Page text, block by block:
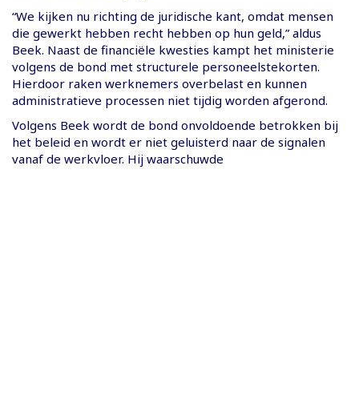
“We kijken nu richting de juridische kant, omdat mensen
die gewerkt hebben recht hebben op hun geld,” aldus
Beek. Naast de financiële kwesties kampt het ministerie
volgens de bond met structurele personeelstekorten.
Hierdoor raken werknemers overbelast en kunnen
administratieve processen niet tijdig worden afgerond.
Volgens Beek wordt de bond onvoldoende betrokken bij
het beleid en wordt er niet geluisterd naar de signalen
vanaf de werkvloer. Hij waarschuwde